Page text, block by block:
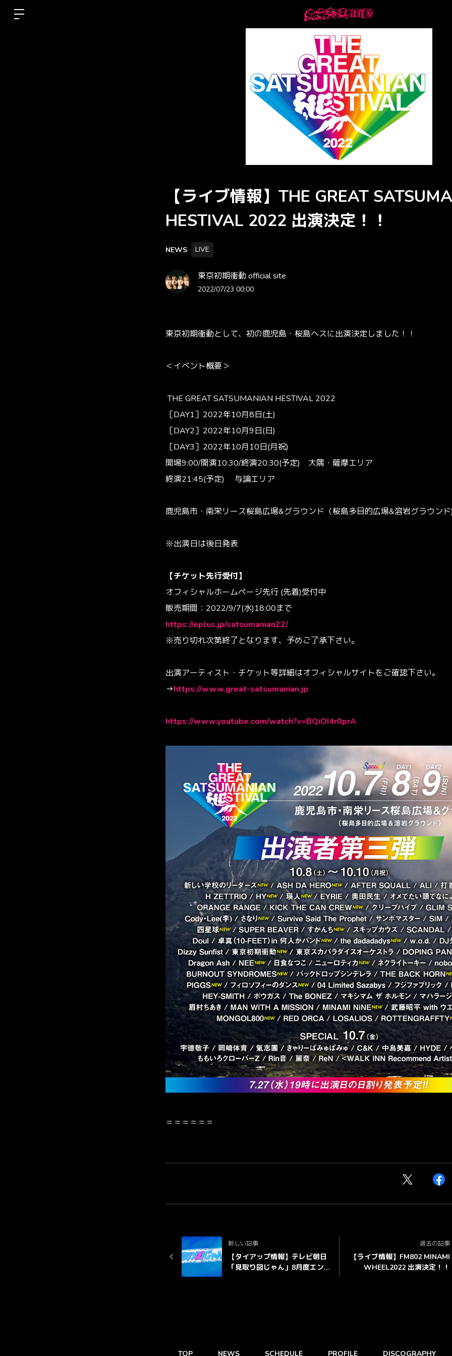
【ライブ情報】THE GREAT
HESTIVAL 2022 出演決定！！
NEWS LIVE
東京初期衝動 official site
2022/07/23 00:00
東京初期衝動として、初の鹿児島・桜島ヘスに出演決定しました！！
＜イベント概要＞
THE GREAT SATSUMANIAN HESTIVAL 2022
［DAY1］2022年10月8日(土)
［DAY2］2022年10月9日(日)
［DAY3］2022年10月10日(月祝)
開場9:00/開演10:30/終演20:30(予定) 大隅・薩摩エリア
終演21:45(予定) 与論エリア
鹿児島市・南栄リース桜島広場&グラウンド（桜島多目的広場&溶岩グラウン
※出演日は後日発表
【チケット先行受付】
オフィシャルホームページ先行 (先着)受付中
販売期間：2022/9/7(水)18:00まで
https://eplus.jp/satsumanian22/
※売り切れ次第終了となります、予めご了承下さい。
出演アーティスト・チケット等詳細はオフィシャルサイトをご確認下さい。
→https://www.great-satsumanian.jp
https://www.youtube.com/watch?v=BQiOI4r0prA
＝＝＝＝＝＝
新しい記事
【タイアップ情報】テレビ朝日
「見取り図じゃん」8月度エン
過去の記事
【ライブ情報】FM802 MINAMI
WHEEL2022 出演決定！！
TOP NEWS SCHEDULE PROFILE DISCOGRAPHY